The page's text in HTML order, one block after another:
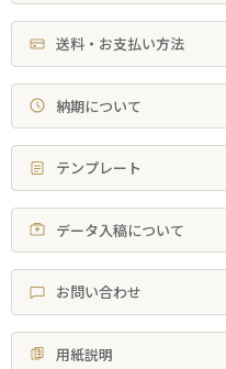
送料・お支払い方法
納期について
テンプレート
データ入稿について
お問い合わせ
用紙説明